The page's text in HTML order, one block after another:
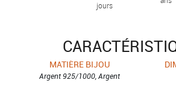
jours
MATIÈRE BIJOU
Argent 925/1000, Argent